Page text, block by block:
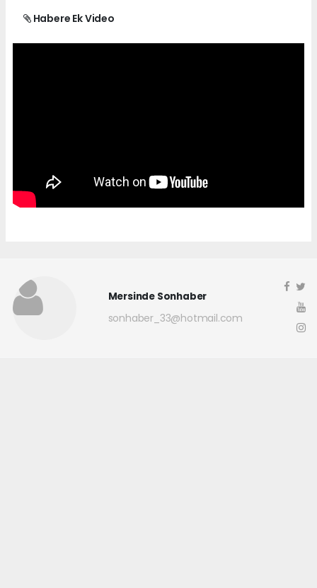
Habere Ek Video
Mersinde Sonhaber
sonhaber_33@hotmail.com